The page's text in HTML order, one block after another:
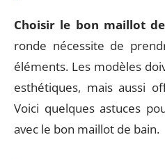
Choisir le bon maillot
ronde nécessite de
éléments. Les modèles
esthétiques, mais aussi
Voici quelques astuces
avec le bon maillot de bain.